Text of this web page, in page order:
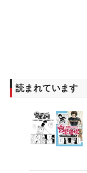
読まれています